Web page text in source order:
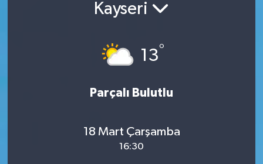
Kayseri
13°
Parçalı Bulutlu
18 Mart Çarşamba
16:30